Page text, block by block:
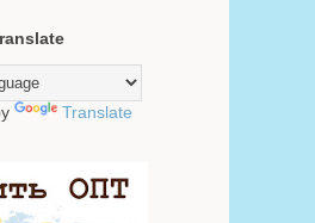
Translate